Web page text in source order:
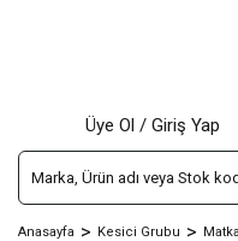
Üye Ol / Giriş Yap
Anasayfa Kesici Grubu